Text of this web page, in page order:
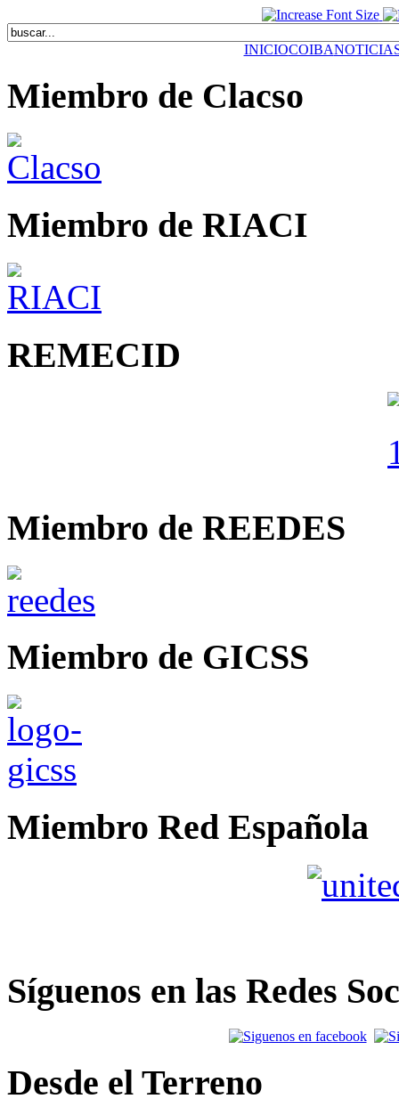
INICIOCOIBA
Miembro de Clacso
Miembro de RIACI
REMECID
Miembro de REEDES
Miembro de GICSS
Miembro Red Española
Síguenos en las Redes
Desde el Terreno